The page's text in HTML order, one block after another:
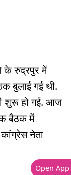
के रुद्रपुर में
बुलाई गई थी.
शुरू हो गई. आज
बैठक में
नेता
Open App